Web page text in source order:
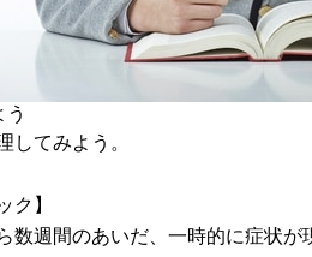
してみよう。
ク】
数週間のあいだ、一時的に症状が